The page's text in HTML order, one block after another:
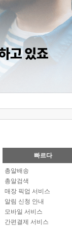
빠르다
총알배송
총알검색
매장 픽업 서비스
알림 신청 안내
모바일 서비스
간편결제 서비스